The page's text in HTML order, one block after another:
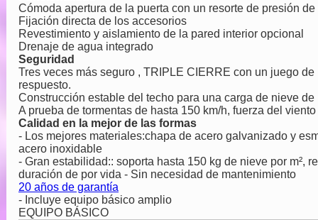
Cómoda apertura de la puerta con un resorte de presión de
Fijación directa de los accesorios
Revestimiento y aislamiento de la pared interior opcional
Drenaje de agua integrado
Seguridad
Tres veces más seguro , TRIPLE CIERRE con un juego
respuesto.
Construcción estable del techo para una carga de nieve de
A prueba de tormentas de hasta 150 km/h, fuerza del
Calidad en la mejor de las formas
- Los mejores materiales:chapa de acero galvanizado y
acero inoxidable
- Gran estabilidad:: soporta hasta 150 kg de nieve por m²,
duración de por vida - Sin necesidad de mantenimiento
20 años de garantía
- Incluye equipo básico amplio
EQUIPO BÁSICO